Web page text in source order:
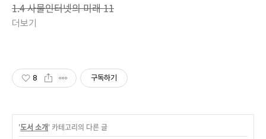
1.4 사물인터넷의 미래 11
더보기
8 구독하기
'도서 소개' 카테고리의 다른 글